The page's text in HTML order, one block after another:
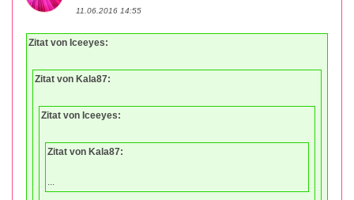
11.06.2016 14:55
Zitat von Iceeyes:
Zitat von Kala87:
Zitat von Iceeyes:
Zitat von Kala87:
...